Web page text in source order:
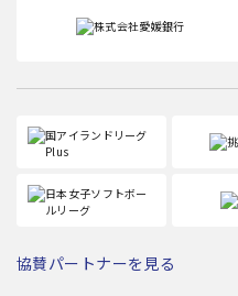
協賛パートナーを見る